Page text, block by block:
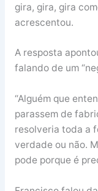
gira, gira, gira
acrescentou.
A resposta
falando de um
“Alguém que
parassem de
resolveria toda a
verdade ou não.
pode porque é